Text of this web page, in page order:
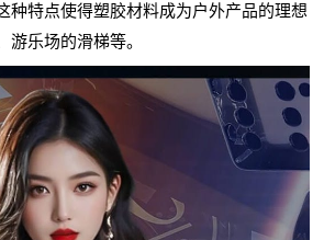
种特点使得塑胶材料成为户外产品的理想
游乐场的滑梯等。